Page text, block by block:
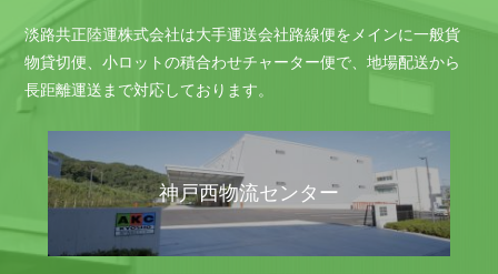
淡路共正陸運株式会社は大手運送会社路線便をメインに一般貨
物貸切便、小ロットの積合わせチャーター便で、地場配送から
長距離運送まで対応しております。
神戸西物流センター